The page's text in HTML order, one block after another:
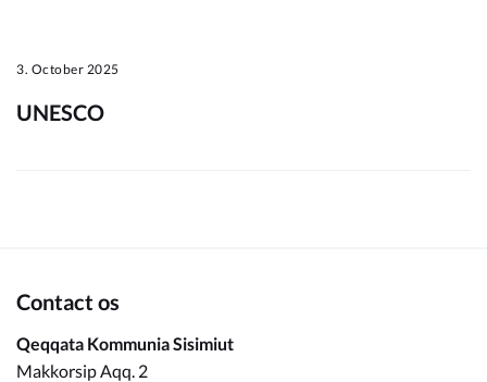
3. October 2025
UNESCO
Contact os
Qeqqata Kommunia Sisimiut
Makkorsip Aqq. 2